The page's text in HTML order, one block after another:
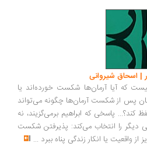
شیروانی
آرمان‌ها شکست خورده‌اند یا
شکست آرمان‌ها چگونه می‌تواند
که ابراهیم برمی‌گزیند، نه
انتخاب می‌کند: پذیرفتن شکست
یا انکار زندگی پناه ببرد...